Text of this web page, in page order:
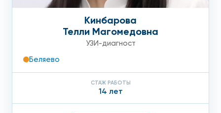
Кинбарова
Телли Магомедовна
УЗИ-диагност
Беляево
СТАЖ РАБОТЫ
14 лет